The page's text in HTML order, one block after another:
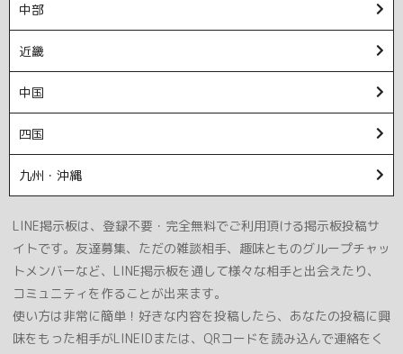
中部
近畿
中国
四国
九州・沖縄
LINE掲示板は、登録不要・完全無料でご利用頂ける掲示板投稿サ
イトです。友達募集、ただの雑談相手、趣味とものグループチャッ
トメンバーなど、LINE掲示板を通して様々な相手と出会えたり、
コミュニティを作ることが出来ます。
使い方は非常に簡単！好きな内容を投稿したら、あなたの投稿に興
味をもった相手がLINEIDまたは、QRコードを読み込んで連絡をく